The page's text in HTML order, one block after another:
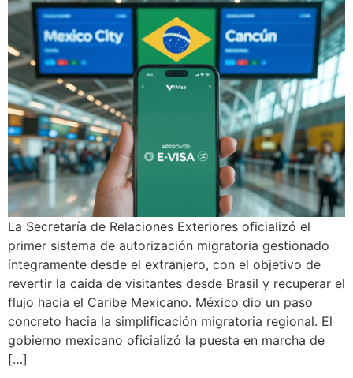
La Secretaría de Relaciones Exteriores oficializó el
primer sistema de autorización migratoria gestionado
íntegramente desde el extranjero, con el objetivo de
revertir la caída de visitantes desde Brasil y recuperar el
flujo hacia el Caribe Mexicano. México dio un paso
concreto hacia la simplificación migratoria regional. El
gobierno mexicano oficializó la puesta en marcha de
[…]